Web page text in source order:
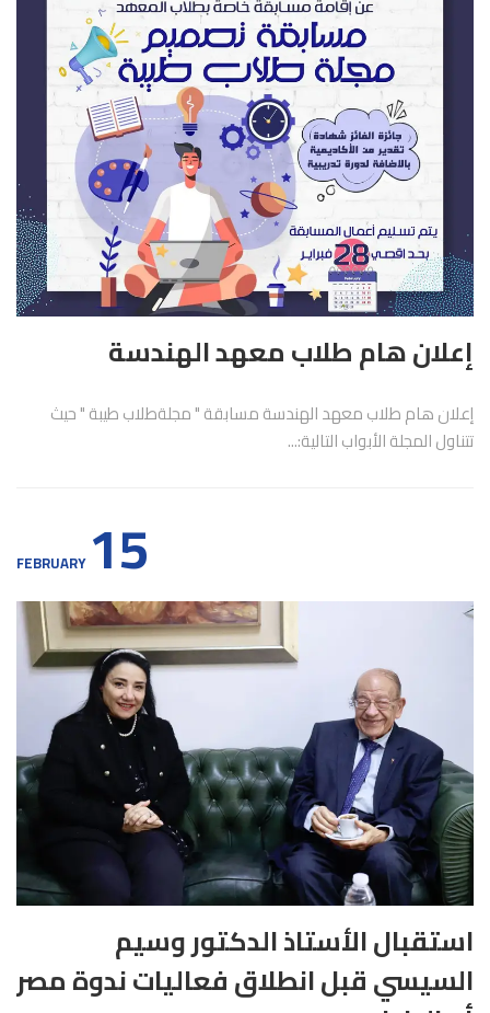
إعلان هام طلاب معهد الهندسة
إعلان هام طلاب معهد الهندسة مسابقة " مجلةطلاب طيبة " حيث
تتناول المجلة الأبواب التالية:...
15
FEBRUARY
استقبال الأستاذ الدكتور وسيم
السيسي قبل انطلاق فعاليات ندوة مصر